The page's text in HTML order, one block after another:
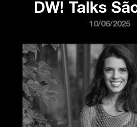
DW! Talks
10/06/2025